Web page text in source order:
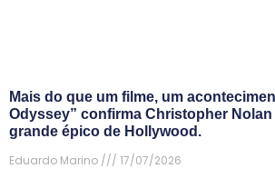
Mais do que um filme, um
Odyssey” confirma Christopher
grande épico de Hollywood.
Eduardo Marino
17/07/2026